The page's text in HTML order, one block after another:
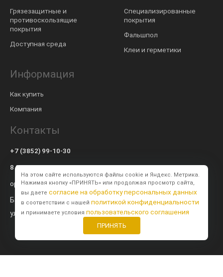
Грязезащитные и
противоскользящие
покрытия
Доступная среда
Специализированные
покрытия
Фальшпол
Клеи и герметики
Информация
Как купить
Компания
Контакты
+7 (3852) 99-10-30
8 800 600-57-94
op@modulsib.ru
Барнаул
ул. Калинина, 71 к2
На этом сайте используются файлы cookie и Яндекс. Метрика.
Нажимая кнопку «ПРИНЯТЬ» или продолжая просмотр сайта,
вы даете согласие на обработку персональных данных
в соответствии с нашей политикой конфиденциальности
и принимаете условия пользовательского соглашения
ПРИНЯТЬ